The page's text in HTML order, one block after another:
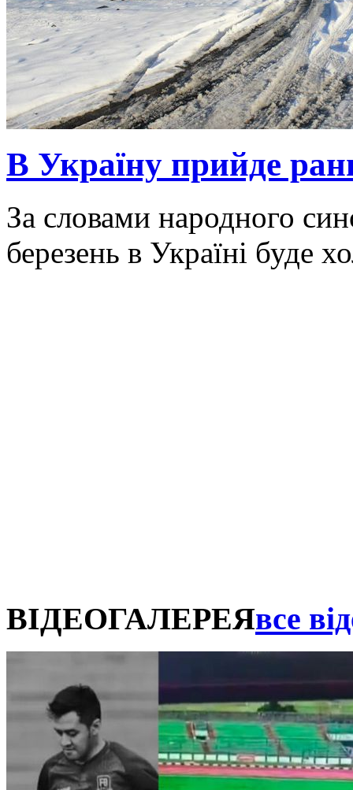
В Україну прийде
За словами народного
березень в Україні буде
ВІДЕОГАЛЕРЕЯвсе